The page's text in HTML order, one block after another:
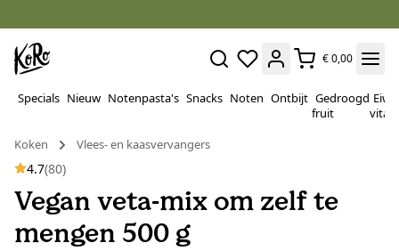
€ 0,00
Specials Nieuw Notenpasta's Snacks Noten Ontbijt Gedroogd
fruit
Koken
Vlees- en kaasvervangers
4.7(80)
Vegan veta-mix om zelf te
mengen 500 g